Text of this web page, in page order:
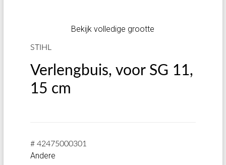
Bekijk volledige grootte
STIHL
Verlengbuis, voor SG 11,
15 cm
# 42475000301
Andere